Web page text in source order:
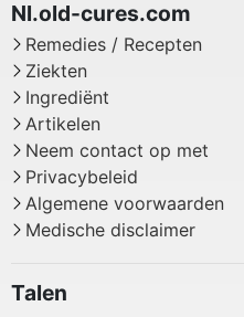
Remedies / Recepten
Ziekten
Ingrediënt
Artikelen
Neem contact op met
Privacybeleid
Algemene voorwaarden
Medische disclaimer